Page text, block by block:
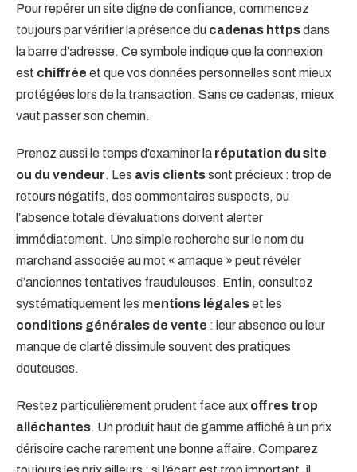
Pour repérer un site digne de confiance, commencez
toujours par vérifier la présence du cadenas httpsdans
la barre d’adresse. Ce symbole indique que la connexion
est chiffrée et que vos données personnelles sont mieux
protégées lors de la transaction. Sans ce cadenas, mieux
vaut passer son chemin.
Prenez aussi le temps d’examiner la réputation du site
ou du vendeur. Les avis clientssont précieux : trop de
retours négatifs, des commentaires suspects, ou
l’absence totale d’évaluations doivent alerter
immédiatement. Une simple recherche sur le nom du
marchand associée au mot « arnaque » peut révéler
d’anciennes tentatives frauduleuses. Enfin, consultez
systématiquement les mentions légaleset les
conditions générales de vente : leur absence ou leur
manque de clarté dissimule souvent des pratiques
douteuses.
Restez particulièrement prudent face aux offres trop
alléchantes. Un produit haut de gamme affiché à un prix
dérisoire cache rarement une bonne affaire. Comparez